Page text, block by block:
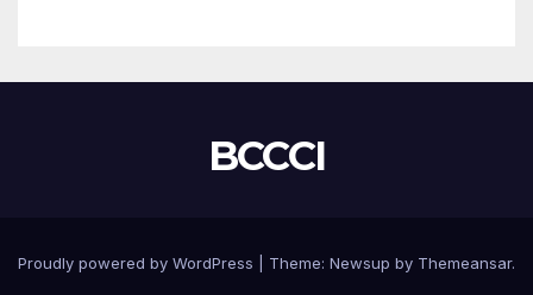
BCCCI
Proudly powered by WordPress Theme: Newsup by Themeansar.